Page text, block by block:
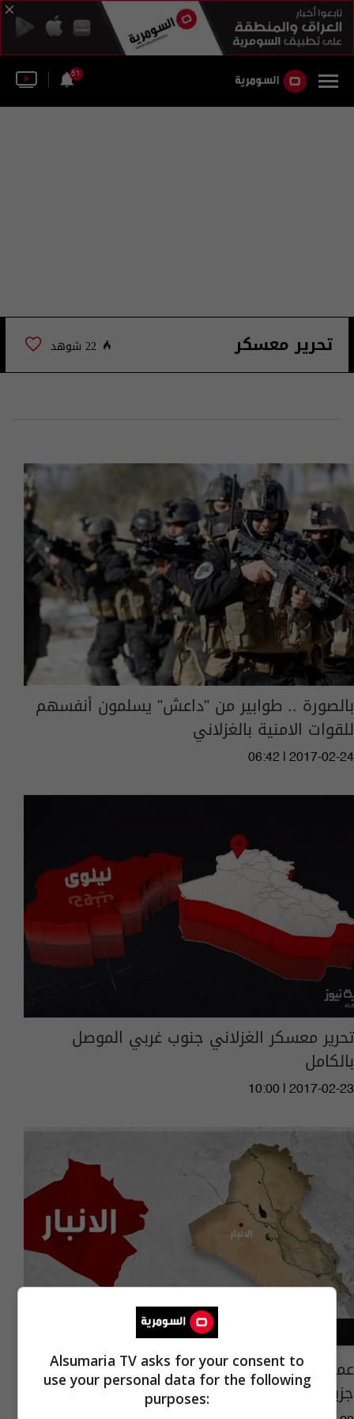
51
تحرير معسكر 22 شوهد
بالصورة .. طوابير من "داعش" يسلمون أنفسهم
للقوات الامنية بالغزلاني
06:42 | 2017-02-24
تحرير معسكر الغزلاني جنوب غربي الموصل
بالكامل
10:00 | 2017-02-23
عمليات الأنبار تعلن قتل 12 عنصراً بـ"داعش" في
جزيرة الرمادي
Alsumaria TV asks for your consent to
use your personal data for the following
purposes: